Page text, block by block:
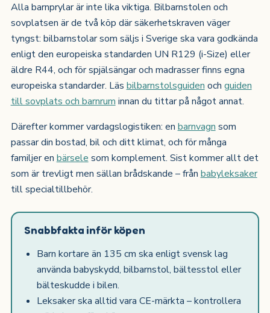
Alla barnprylar är inte lika viktiga. Bilbarnstolen och
sovplatsen är de två köp där säkerhetskraven väger
tyngst: bilbarnstolar som säljs i Sverige ska vara godkända
enligt den europeiska standarden UN R129 (i-Size) eller
äldre R44, och för spjälsängar och madrasser finns egna
europeiska standarder. Läsbilbarnstolsguidenoch guiden
till sovplats och barnruminnan du tittar på något annat.
Därefter kommer vardagslogistiken: enbarnvagnsom
passar din bostad, bil och ditt klimat, och för många
familjer enbärselesom komplement. Sist kommer allt det
som är trevligt men sällan brådskande – frånbabyleksaker
till specialtillbehör.
Snabbfakta inför köpen
Barn kortare än 135 cm ska enligt svensk lag
använda babyskydd, bilbarnstol, bältesstol eller
bälteskudde i bilen.
Leksaker ska alltid vara CE-märkta – kontrollera